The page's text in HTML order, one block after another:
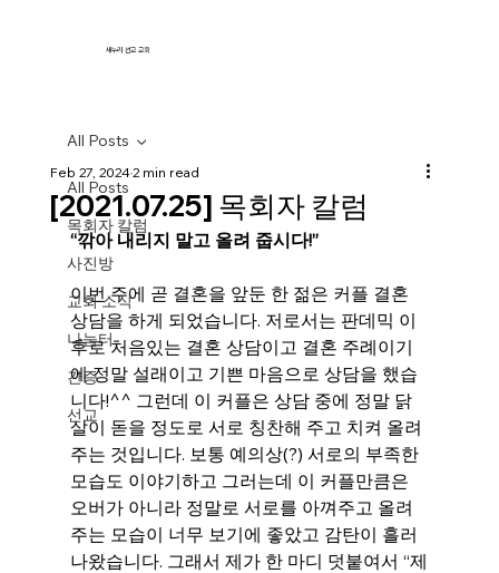
새누리 선교 교회
All Posts
목회자 칼럼
사진방
교회 소식
나눔터
간증
선교
All Posts
[2021.07.25] 목회자 칼럼
Feb 27, 20242 min read
“깎아 내리지 말고 올려 줍시다!”
이번 주에 곧 결혼을 앞둔 한 젊은 커플 결혼
상담을 하게 되었습니다. 저로서는 판데믹 이
후로 처음있는 결혼 상담이고 결혼 주례이기
에 정말 설래이고 기쁜 마음으로 상담을 했습
니다!^^ 그런데 이 커플은 상담 중에 정말 닭
살이 돋을 정도로 서로 칭찬해 주고 치켜 올려
주는 것입니다. 보통 예의상(?) 서로의 부족한
모습도 이야기하고 그러는데 이 커플만큼은
오버가 아니라 정말로 서로를 아껴주고 올려
주는 모습이 너무 보기에 좋았고 감탄이 흘러
나왔습니다. 그래서 제가 한 마디 덧붙여서 “제